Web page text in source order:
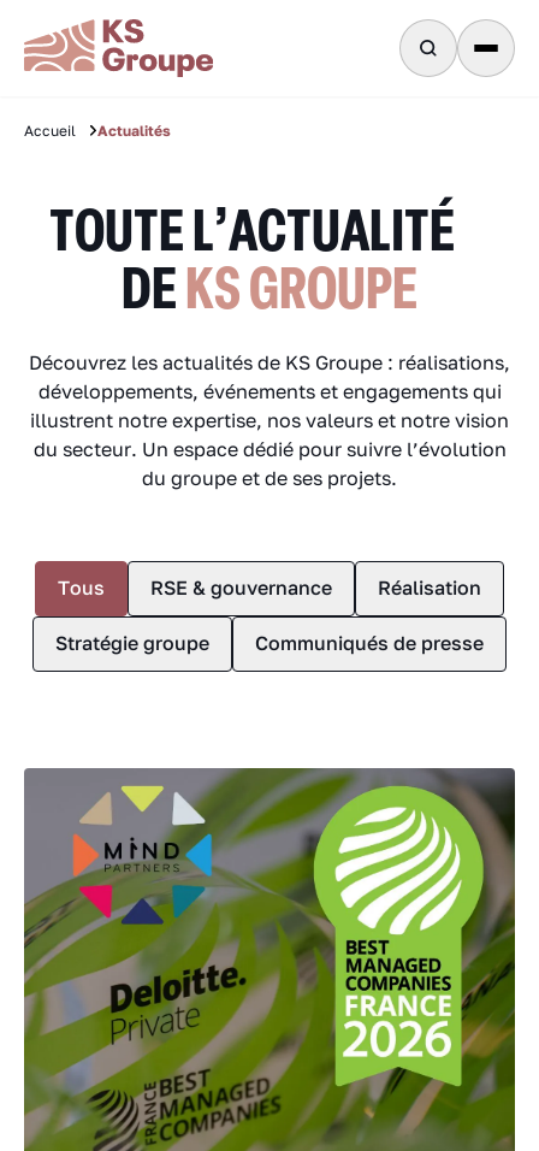
Accueil Actualités
TOUTE L’ACTUALITÉ
DEKS GROUPE
Découvrez les actualités de KS Groupe : réalisations,
développements, événements et engagements qui
illustrent notre expertise, nos valeurs et notre vision
du secteur. Un espace dédié pour suivre l’évolution
du groupe et de ses projets.
Tous RSE & gouvernance Réalisation
Stratégie groupe Communiqués de presse